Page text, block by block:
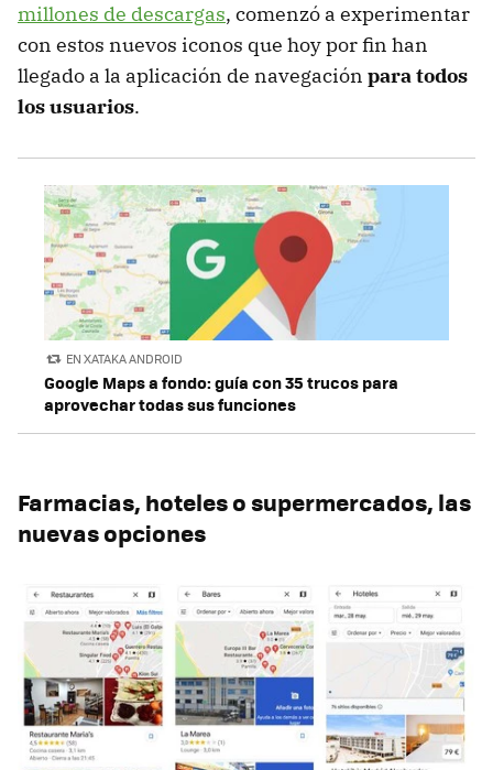
millones de descargas, comenzó a experimentar
con estos nuevos iconos que hoy por fin han
llegado a la aplicación de navegación para todos
los usuarios.
EN XATAKA ANDROID
Google Maps a fondo: guía con 35 trucos para
aprovechar todas sus funciones
Farmacias, hoteles o supermercados, las
nuevas opciones